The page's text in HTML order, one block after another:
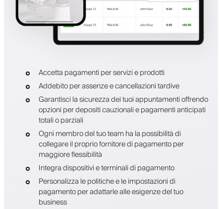
Accetta pagamenti per servizi e prodotti
Addebito per assenze e cancellazioni tardive
Garantisci la sicurezza dei tuoi appuntamenti offrendo
opzioni per depositi cauzionali e pagamenti anticipati
totali o parziali
Ogni membro del tuo team ha la possibilità di
collegare il proprio fornitore di pagamento per
maggiore flessibilità
Integra dispositivi e terminali di pagamento
Personalizza le politiche e le impostazioni di
pagamento per adattarle alle esigenze del tuo
business